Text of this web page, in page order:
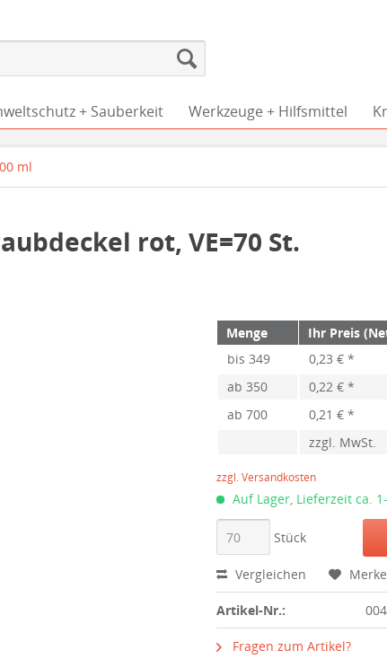
+ Sauberkeit Werkzeuge + Hilfsmittel
ml
rot, VE=70 St.
Menge Ihr Preis
bis349 0,23 € *
ab350 0,22 € *
ab700 0,21 € *
zzgl. MwSt.
zzgl. Versandkosten
Auf Lager, Lieferzeit ca.
Stück
Vergleichen
Artikel-Nr.:
Fragen zum Artikel?